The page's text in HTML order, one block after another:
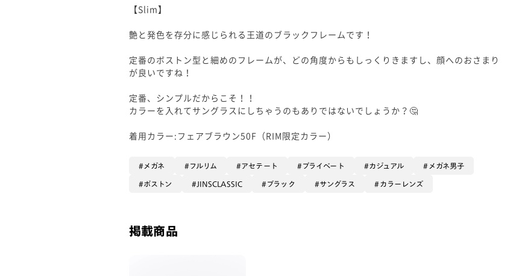
【Slim】
艶と発色を存分に感じられる王道のブラックフレームです！
定番のボストン型と細めのフレームが、どの角度からもしっくりきますし、顔へのおさまり
が良いですね！
定番、シンプルだからこそ！！
カラーを入れてサングラスにしちゃうのもありではないでしょうか？🤔
着用カラー:フェアブラウン50F（RIM限定カラー）
メガネ フルリム アセテート プライベート カジュアル メガネ男子
ボストン JINSCLASSIC ブラック サングラス カラーレンズ
掲載商品